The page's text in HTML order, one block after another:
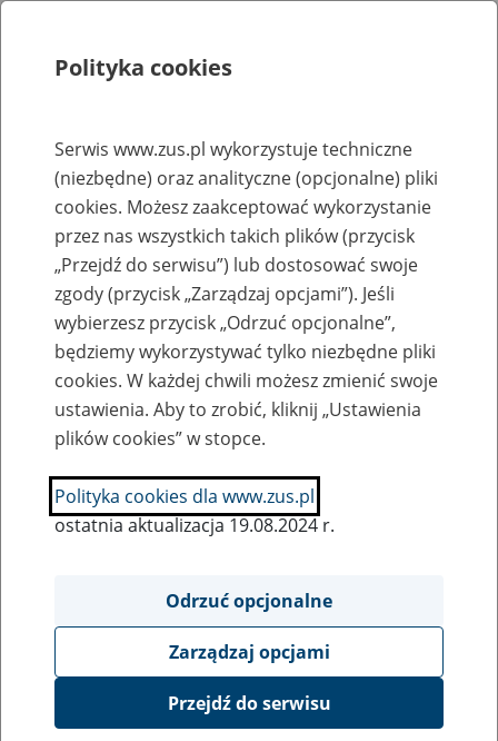
Rejestry, ewidencje i archiwa
Baza zlikwidowanych lub
przekształconych zakładów pracy
Nazwa zakładu pracy:
SZUKAJ
Ukryj wszystkie pozycje bazy
Kluge-Dębski, Wałbrzych, ul.
Polityka cookies
Serwis www.zus.pl wykorzystuje techniczne
(niezbędne) oraz analityczne (opcjonalne) pliki
cookies. Możesz zaakceptować wykorzystanie
przez nas wszystkich takich plików (przycisk
„Przejdź do serwisu”) lub dostosować swoje
zgody (przycisk „Zarządzaj opcjami”). Jeśli
wybierzesz przycisk „Odrzuć opcjonalne”,
będziemy wykorzystywać tylko niezbędne pliki
cookies. W każdej chwili możesz zmienić swoje
ustawienia. Aby to zrobić, kliknij „Ustawienia
plików cookies” w stopce.
Polityka cookies dla www.zus.pl
ostatnia aktualizacja 19.08.2024 r.
Odrzuć opcjonalne
Zarządzaj opcjami
Przejdź do serwisu